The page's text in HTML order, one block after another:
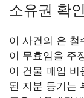
소유권 확
이 사건의 은 철
이 무효임을 주
이 건물 매입 비
된 지분 등기는